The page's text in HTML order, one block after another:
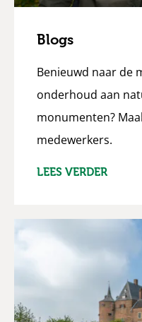
Blogs
Benieuwd naar de
onderhoud aan
monumenten?
medewerkers.
LEES VERDER